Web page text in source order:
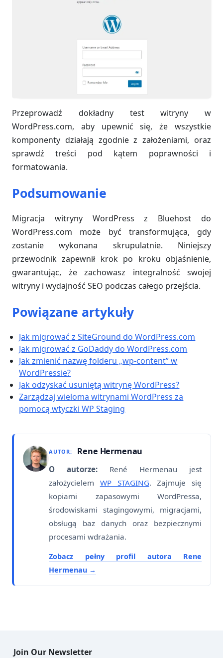
Przeprowadź dokładny test witryny w
WordPress.com, aby upewnić się, że wszystkie
komponenty działają zgodnie z założeniami, oraz
sprawdź treści pod kątem poprawności i
formatowania.
Podsumowanie
Migracja witryny WordPress z Bluehost do
WordPress.com może być transformująca, gdy
zostanie wykonana skrupulatnie. Niniejszy
przewodnik zapewnił krok po kroku objaśnienie,
gwarantując, że zachowasz integralność swojej
witryny i wydajność SEO podczas całego przejścia.
Powiązane artykuły
Jak migrować z SiteGround do WordPress.com
Jak migrować z GoDaddy do WordPress.com
Jak zmienić nazwę folderu „wp-content” w
WordPressie?
Jak odzyskać usuniętą witrynę WordPress?
Zarządzaj wieloma witrynami WordPress za
pomocą wtyczki WP Staging
AUTOR: Rene Hermenau
O autorze: René Hermenau jest
założycielem WP STAGING. Zajmuje się
kopiami zapasowymi WordPressa,
środowiskami stagingowymi, migracjami,
obsługą baz danych oraz bezpiecznymi
procesami wdrażania.
Zobacz pełny profil autora Rene
Hermenau
Join Our Newsletter